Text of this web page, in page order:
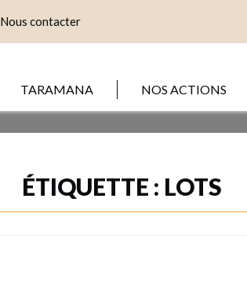
Nous contacter
TARAMANA NOS ACTIONS
ÉTIQUETTE : LOTS